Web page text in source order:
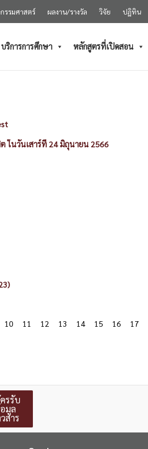
รรมศาสตร์ ผลงาน/รางวัล วิจัย ปฏิทิน
บริการการศึกษา หลักสูตรที่เปิดสอน
ในวันเสาร์ที่ 24 มิถุนายน 2566
10 11 12 13 14 15 16 17
รรับ
มูล
สาร